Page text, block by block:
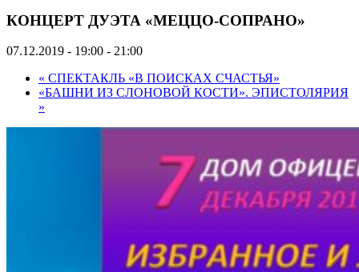
КОНЦЕРТ ДУЭТА «МЕЦЦО-СОПРАНО»
07.12.2019 - 19:00 - 21:00
« СПЕКТАКЛЬ «В ПОИСКАХ СЧАСТЬЯ»
«БАШНИ ИЗ СЛОНОВОЙ КОСТИ». ЭПИСТОЛЯРИЯ
»